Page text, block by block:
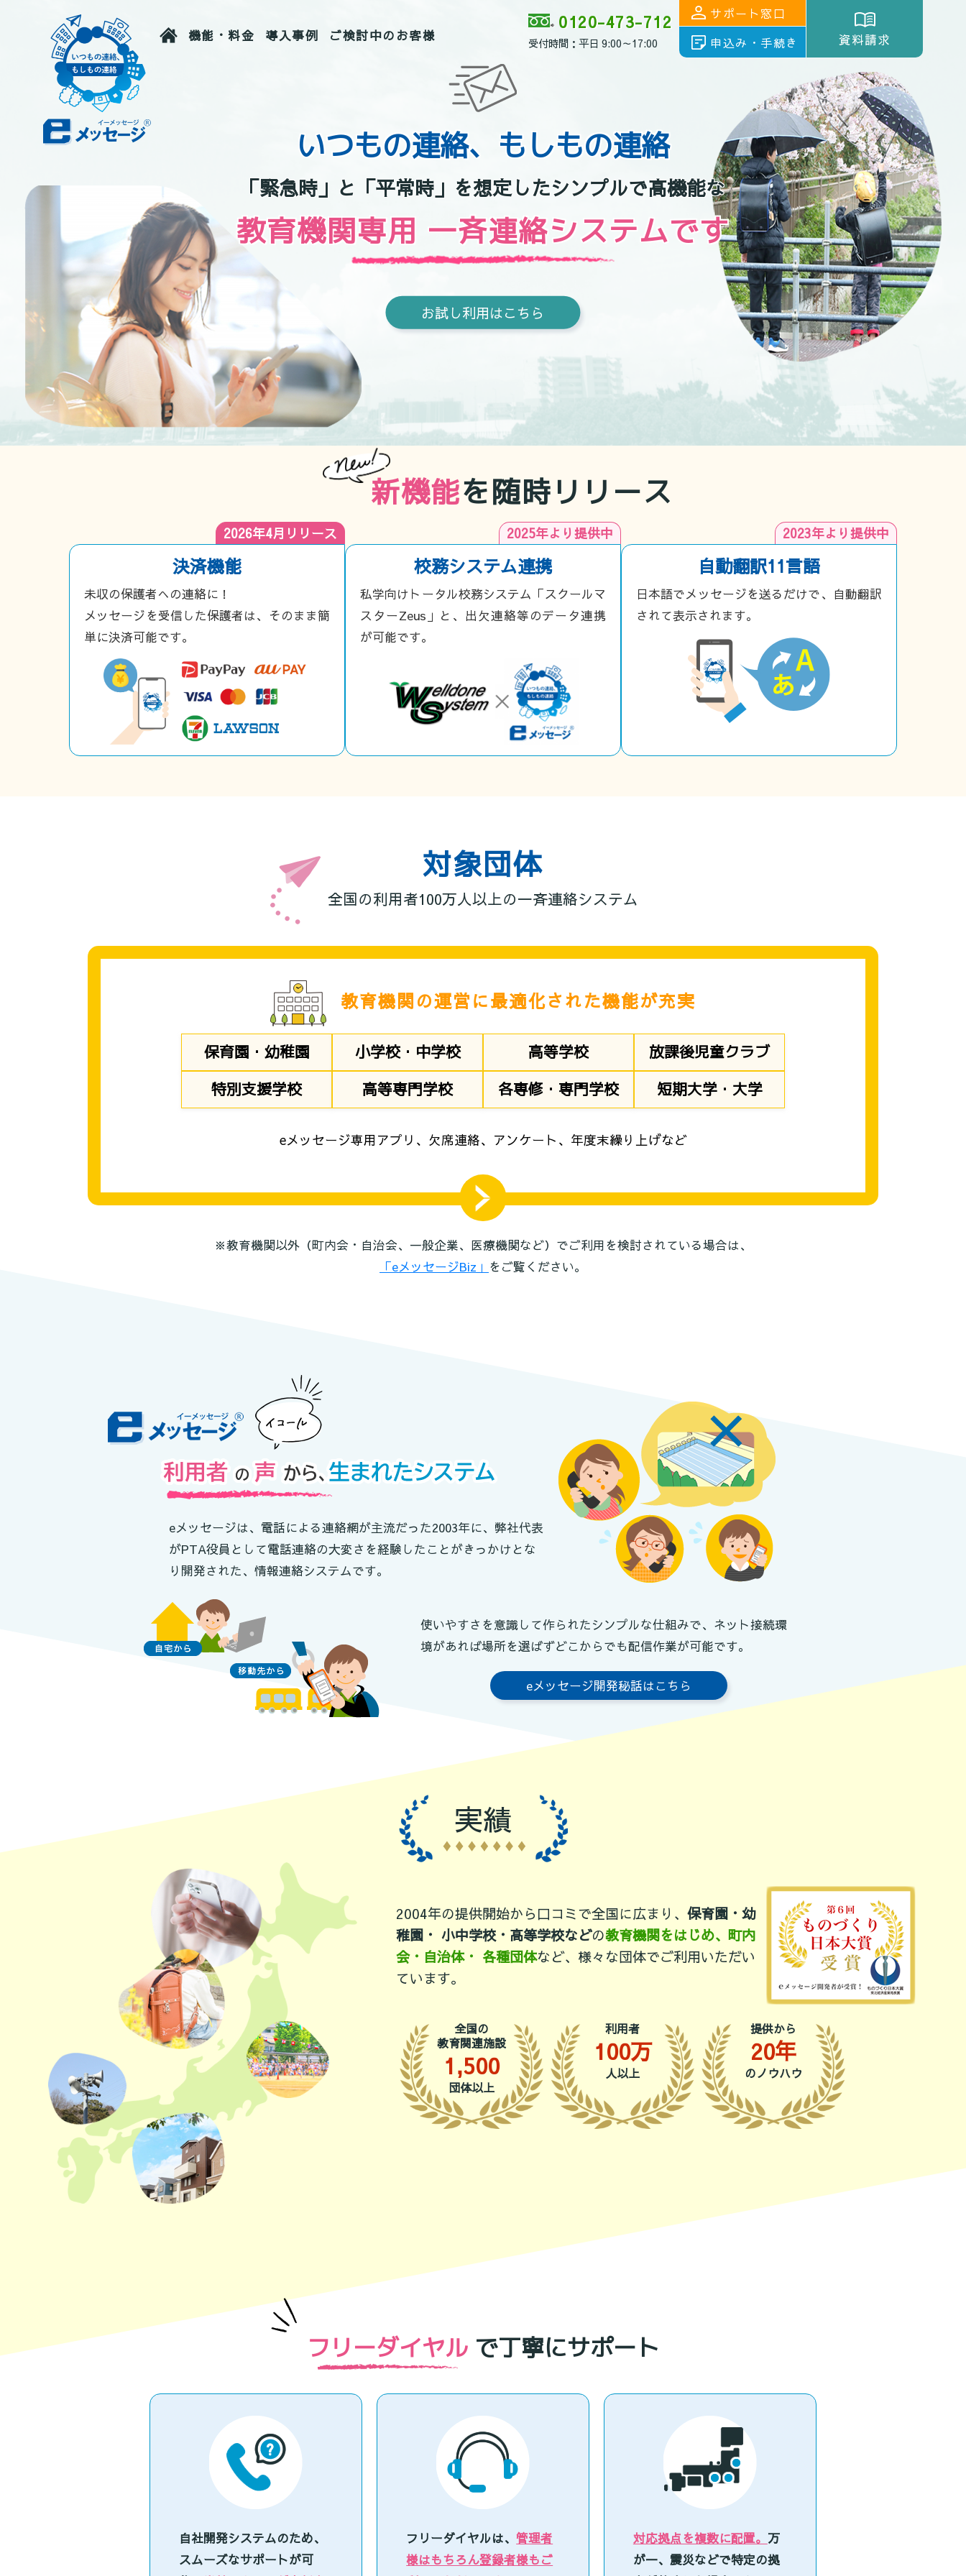
機能・料金 導入事例 ご検討中のお客様
0120-473-712
受付時間：平日 9:00～17:00
サポート窓口
申込み・手続き
資料請求
いつもの連絡、もしもの連絡
「緊急時」と「平常時」を想定したシンプルで高機能な
教育機関専用 一斉連絡システムです
お試し利用はこちら
新機能を随時リリース
決済機能
2026年4月リリース
未収の保護者への連絡に！
メッセージを受信した保護者は、そのまま簡
単に決済可能です。
校務システム連携
2025年より提供中
私学向けトータル校務システム「スクールマ
スターZeus」と、出欠連絡等のデータ連携
が可能です。
自動翻訳11言語
2023年より提供中
日本語でメッセージを送るだけで、自動翻訳
されて表示されます。
対象団体
全国の利用者100万人以上の一斉連絡システム
教育機関の運営に最適化された機能が充実
保育園・幼稚園 小学校・中学校 高等学校
放課後児童クラブ
特別支援学校
高等専門学校 各専修・専門学校 短期大学・大学
eメッセージ専用アプリ、欠席連絡、アンケート、年度末繰り上げなど
※教育機関以外（町内会・自治会、一般企業、医療機関など）でご利用を検討されている場合は、
「eメッセージBiz」 をご覧ください。
eメッセージは、電話による連絡網が主流だった2003年に、弊社代表
がPTA役員として電話連絡の大変さを経験したことがきっかけとな
り開発された、情報連絡システムです。
使いやすさを意識して作られたシンプルな仕組みで、ネット接続環
境があれば場所を選ばずどこからでも配信作業が可能です。
eメッセージ開発秘話はこちら
実績
2004年の提供開始から口コミで全国に広まり、保育園・幼
稚園・ 小中学校・高等学校などの教育機関をはじめ、町内
会・自治体・ 各種団体など、様々な団体でご利用いただい
ています。
全国の
教育関連施設
1,500
団体以上
利用者
100万
人以上
提供から
20年
のノウハウ
フリーダイヤル で丁寧にサポート
自社開発システムのため、
スムーズなサポートが可
フリーダイヤルは、管理者
様はもちろん登録者様もご
対応拠点を複数に配置。 万
が一、震災などで特定の拠